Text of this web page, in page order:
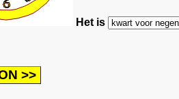
Het is